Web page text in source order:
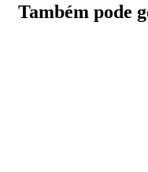
Também pode